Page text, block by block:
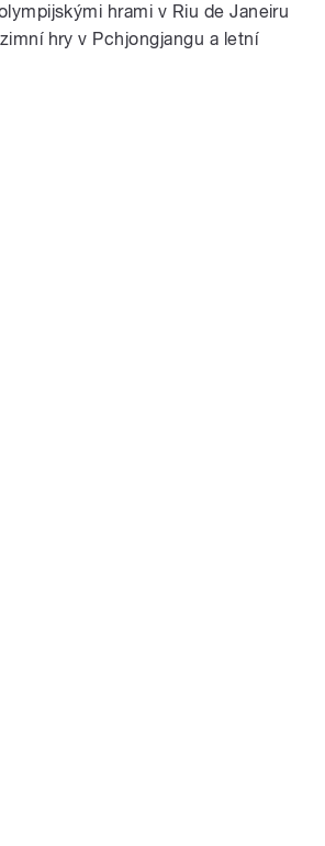
hrami v Riu de Janeiru
hry v Pchjongjangu a letní